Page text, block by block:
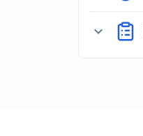
expand_more